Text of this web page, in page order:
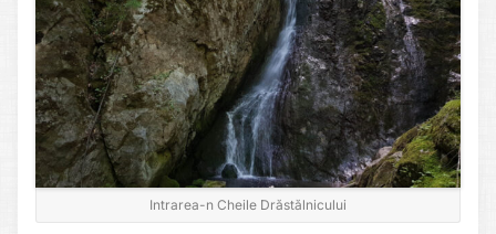
Intrarea-n Cheile Drăstălnicului